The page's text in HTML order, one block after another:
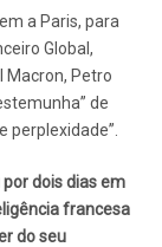
a Paris, para
Global,
Macron, Petro
de
perplexidade”.
dois dias em
francesa
do seu